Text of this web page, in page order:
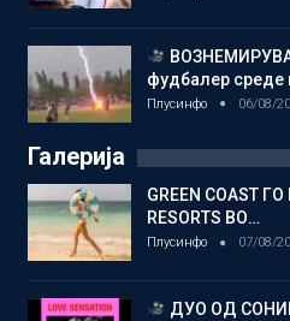
фудбалер среде
Плусинфо 06/08/
Галерија
GREEN COAST
RESORTS ВО…
Плусинфо 07/08/
ДУО ОД